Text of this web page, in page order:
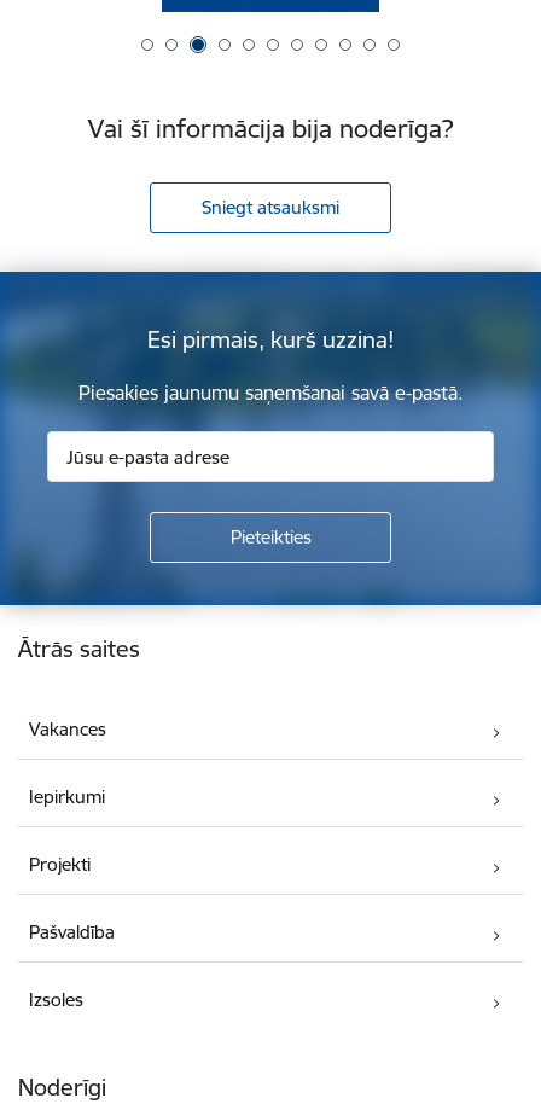
Vai šī informācija bija noderīga?
Sniegt atsauksmi
Esi pirmais, kurš uzzina!
Piesakies jaunumu saņemšanai savā e-pastā.
Kājene
Ātrās saites
Vakances
Iepirkumi
Projekti
Pašvaldība
Izsoles
Noderīgi